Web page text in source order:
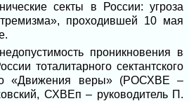
секты в России: угроза
проходившей 10 мая
проникновения в
тоталитарного сектантского
«Движения веры» (РОСХВЕ –
СХВЕп – руководитель П.